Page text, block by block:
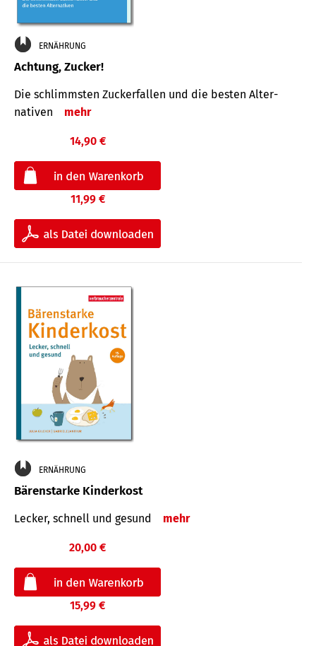
ERNÄHRUNG
Achtung, Zucker!
Die schlimmsten Zucker­fallen und die besten Alter­
nativen
mehr
14,90 €
11,99 €
ERNÄHRUNG
Bärenstarke Kinderkost
Lecker, schnell und gesund mehr
20,00 €
15,99 €